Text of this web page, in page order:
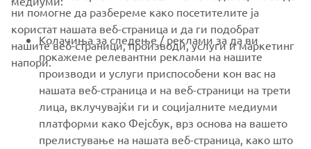
Be the first one to learn about latest deals, special events, new
releases and much more
SUBSCRIBE
Read our Privacy Policy to learn how we process your personal
Privacy policy
ни помогне да разбереме како посетителите ја
користат нашата веб-страница и да ги подобрат
нашите веб-страници, производи, услуги и маркетинг
напори.
Колачиња за следење / реклами за да ви
покажеме релевантни реклами на нашите
производи и услуги приспособени кон вас на
нашата веб-страница и на веб-страници на трети
лица, вклучувајќи ги и социјалните медиуми
платформи како Фејсбук, врз основа на вашето
прелистување на нашата веб-страница, како што